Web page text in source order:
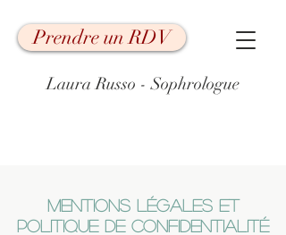
Laura Russo - Sophrologue
Prendre un RDV
Mentions légales et
Politique de confidentialité